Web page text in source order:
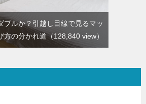
ブルか？引越し目線で見るマッ
方の分かれ道（128,840 view）